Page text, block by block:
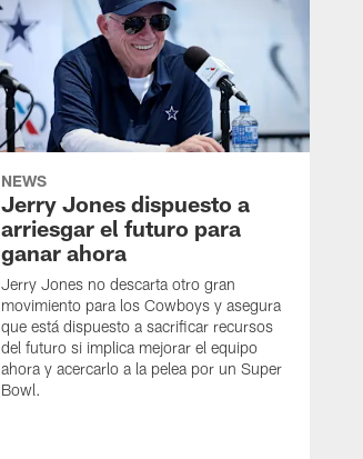
NEWS
Jerry Jones dispuesto a
arriesgar el futuro para
ganar ahora
Jerry Jones no descarta otro gran
movimiento para los Cowboys y asegura
que está dispuesto a sacrificar recursos
del futuro si implica mejorar el equipo
ahora y acercarlo a la pelea por un Super
Bowl.